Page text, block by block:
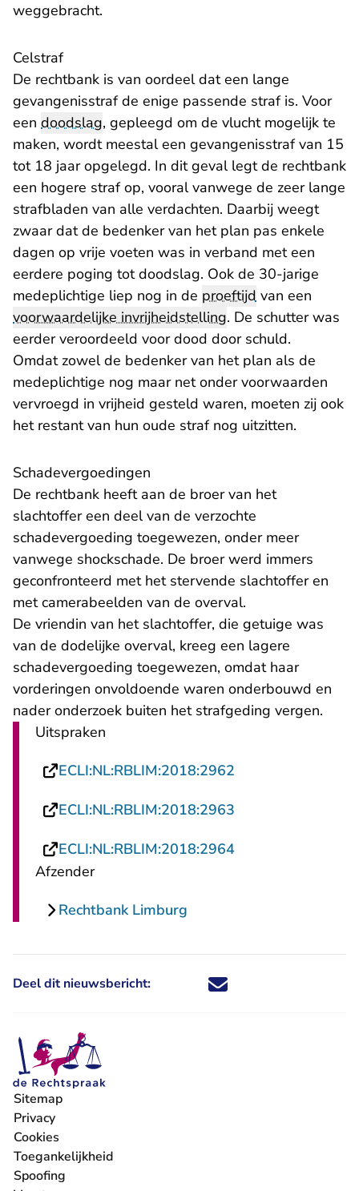
weggebracht.
Celstraf
De rechtbank is van oordeel dat een lange
gevangenisstraf de enige passende straf is. Voor
een doodslag, gepleegd om de vlucht mogelijk te
maken, wordt meestal een gevangenisstraf van 15
tot 18 jaar opgelegd. In dit geval legt de rechtbank
een hogere straf op, vooral vanwege de zeer lange
strafbladen van alle verdachten. Daarbij weegt
zwaar dat de bedenker van het plan pas enkele
dagen op vrije voeten was in verband met een
eerdere poging tot doodslag. Ook de 30-jarige
medeplichtige liep nog in de proeftijd van een
voorwaardelijke invrijheidstelling. De schutter was
eerder veroordeeld voor dood door schuld.
Omdat zowel de bedenker van het plan als de
medeplichtige nog maar net onder voorwaarden
vervroegd in vrijheid gesteld waren, moeten zij ook
het restant van hun oude straf nog uitzitten.
Schadevergoedingen
De rechtbank heeft aan de broer van het
slachtoffer een deel van de verzochte
schadevergoeding toegewezen, onder meer
vanwege shockschade. De broer werd immers
geconfronteerd met het stervende slachtoffer en
met camerabeelden van de overval.
De vriendin van het slachtoffer, die getuige was
van de dodelijke overval, kreeg een lagere
schadevergoeding toegewezen, omdat haar
vorderingen onvoldoende waren onderbouwd en
nader onderzoek buiten het strafgeding vergen.
Uitspraken
ECLI:NL:RBLIM:2018:2962
ECLI:NL:RBLIM:2018:2963
ECLI:NL:RBLIM:2018:2964- U verlaat
Afzender
Rechtbank Limburg
Deel dit nieuwsbericht: Deel dit nieuwsbericht via X -
Deel dit nieuwsbericht via
Deel dit nieuwsbericht
Deel dit
Sitemap
Privacy
Cookies
Toegankelijkheid
Spoofing